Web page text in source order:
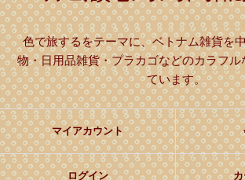
色で旅するをテーマに、ベトナム雑貨を
物・日用品雑貨・プラカゴなどのカラフル
ています。
マイアカウント
ログイン